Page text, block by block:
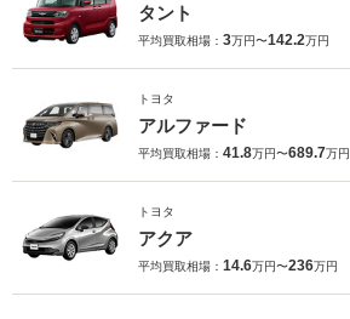
タント
平均買取相場： 3万円〜142.2万円
トヨタ
アルファード
平均買取相場： 41.8万円〜689.7万円
トヨタ
アクア
平均買取相場： 14.6万円〜236万円